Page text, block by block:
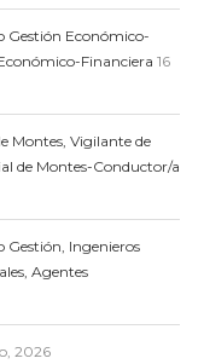
Gestión Económico-
Financiera 16
Montes, Vigilante de
de Montes-Conductor/a
Gestión, Ingenieros
Agentes
2026